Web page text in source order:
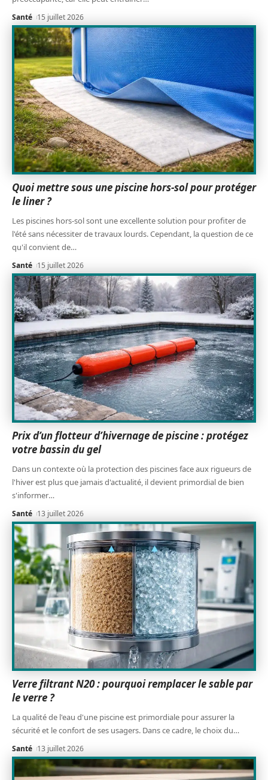
Santé 15 juillet 2026
Quoi mettre sous une piscine hors-sol pour protéger
le liner ?
Les piscines hors-sol sont une excellente solution pour profiter de
l'été sans nécessiter de travaux lourds. Cependant, la question de ce
qu'il convient de…
Santé 15 juillet 2026
Prix d’un flotteur d’hivernage de piscine : protégez
votre bassin du gel
Dans un contexte où la protection des piscines face aux rigueurs de
l'hiver est plus que jamais d'actualité, il devient primordial de bien
s'informer…
Santé 13 juillet 2026
Verre filtrant N20 : pourquoi remplacer le sable par
le verre ?
La qualité de l'eau d'une piscine est primordiale pour assurer la
sécurité et le confort de ses usagers. Dans ce cadre, le choix du…
Santé 13 juillet 2026